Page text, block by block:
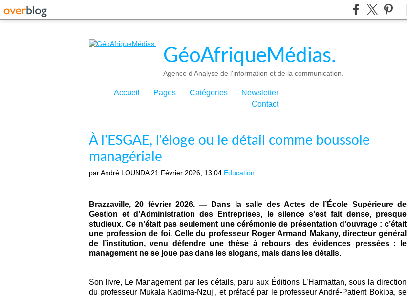
GéoAfriqueMédias.
Agence d'Analyse de l'information et de la communication.
Accueil Pages Catégories
Newsletter
Contact
À l'ESGAE, l'éloge ou le détail comme boussole
managériale
par André LOUNDA 21 Février 2026, 13:04 Education
Brazzaville, 20 février 2026. — Dans la salle des Actes de l’École Supérieure de
Gestion et d’Administration des Entreprises, le silence s’est fait dense, presque
studieux. Ce n’était pas seulement une cérémonie de présentation d’ouvrage : c’était
une profession de foi. Celle du professeur Roger Armand Makany, directeur général
de l’institution, venu défendre une thèse à rebours des évidences pressées : le
management ne se joue pas dans les slogans, mais dans les détails.
Son livre, Le Management par les détails, paru aux Éditions L’Harmattan, sous la direction
du professeur Mukala Kadima-Nzuji, et préfacé par le professeur André-Patient Bokiba, se